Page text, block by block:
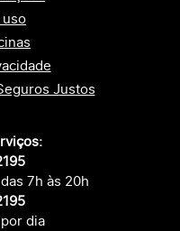
Justos
7h às 20h
dia